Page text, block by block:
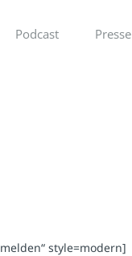
Podcast Presse
style=modern]